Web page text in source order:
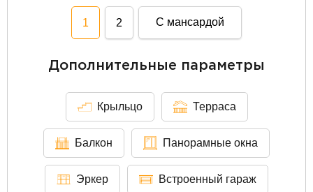
1 2 С мансардой
Дополнительные параметры
Крыльцо Терраса
Балкон Панорамные окна
Эркер Встроенный гараж